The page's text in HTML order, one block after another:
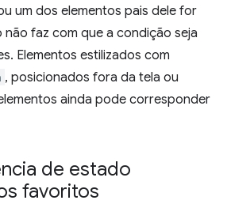
um dos elementos pais dele for
não faz com que a condição seja
Elementos estilizados com
, posicionados fora da tela ou
ainda pode corresponder
de estado
favoritos